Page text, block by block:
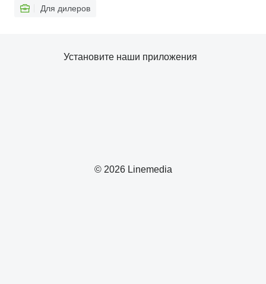
Для дилеров
© 2026 Linemedia
Установите наши приложения